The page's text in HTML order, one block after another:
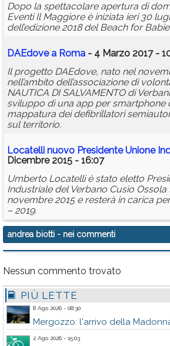
Dopo la spettacolare apertura di
Eventi Il Maggiore è iniziata ieri 30
dell’edizione 2018 del Beach for
DAEdove a Roma - 4 Marzo 2017 -
Il progetto DAEdove, nato nel
nell’ambito dell’associazione di
NAUTICA DI SALVAMENTO di
sviluppo di una app per smartphone
mappatura dei defibrillatori
sul territorio.
Locatelli nuovo Presidente Unione
Dicembre 2015 - 16:07
Umberto Locatelli è stato eletto
Industriale del Verbano Cusio
novembre 2015 e resterà in carica
– 2019.
andrea biotti - nei commenti
Nessun commento trovato
PIÙ LETTE
8 Ago 2026 - 08:30
Mergozzo: l'arrivo della
2 Ago 2026 - 15:03